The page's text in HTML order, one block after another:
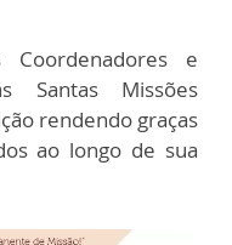
e
Santas Missões
rendendo graças
ao longo de sua